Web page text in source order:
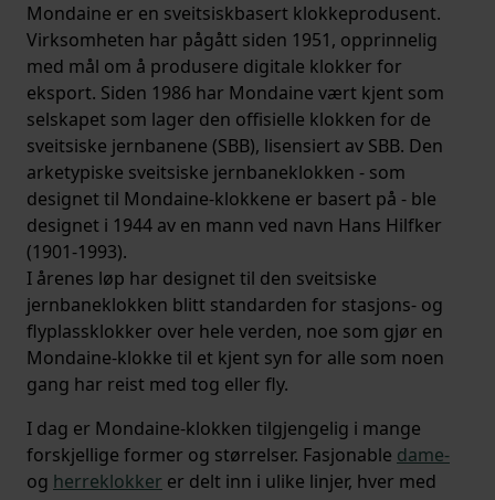
Mondaine er en sveitsiskbasert klokkeprodusent.
Virksomheten har pågått siden 1951, opprinnelig
med mål om å produsere digitale klokker for
eksport. Siden 1986 har Mondaine vært kjent som
selskapet som lager den offisielle klokken for de
sveitsiske jernbanene (SBB), lisensiert av SBB. Den
arketypiske sveitsiske jernbaneklokken - som
designet til Mondaine-klokkene er basert på - ble
designet i 1944 av en mann ved navn Hans Hilfker
(1901-1993).
I årenes løp har designet til den sveitsiske
jernbaneklokken blitt standarden for stasjons- og
flyplassklokker over hele verden, noe som gjør en
Mondaine-klokke til et kjent syn for alle som noen
gang har reist med tog eller fly.
I dag er Mondaine-klokken tilgjengelig i mange
forskjellige former og størrelser. Fasjonable dame-
og herreklokker er delt inn i ulike linjer, hver med